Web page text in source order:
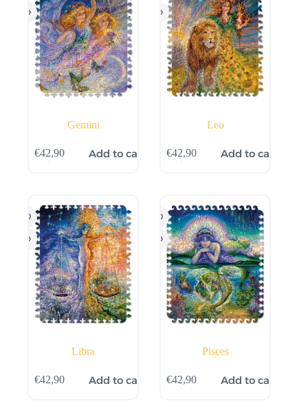
Gemini
€42,90 Add to cart
Leo
€42,90 Add to cart
Libra
€42,90 Add to cart
Pisces
€42,90 Add to cart